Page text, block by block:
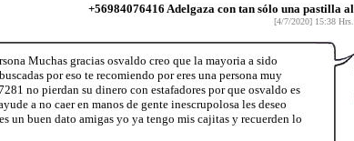
+56984076416 Adelgaza con tan sólo una pastilla al
[4/7/2020] 15:38 Hrs.
Muchas gracias osvaldo creo que la mayoria a sido
por eso te recomiendo por eres una persona muy
no pierdan su dinero con estafadores por que osvaldo es
a no caer en manos de gente inescrupolosa les deseo
un buen dato amigas yo ya tengo mis cajitas y recuerden lo